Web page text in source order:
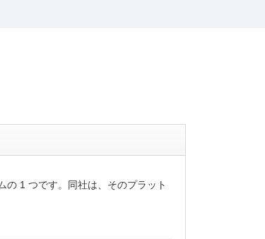
の 1 つです。同社は、そのプラット